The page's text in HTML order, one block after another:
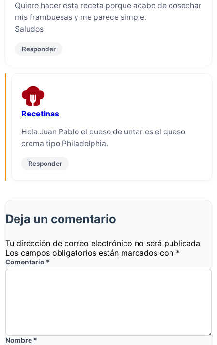
Quiero hacer esta receta porque acabo de cosechar
mis frambuesas y me parece simple.
Saludos
Responder
Recetinas
Hola Juan Pablo el queso de untar es el queso
crema tipo Philadelphia.
Responder
Deja un comentario
Tu dirección de correo electrónico no será publicada.
Los campos obligatorios están marcados con *
Comentario *
Nombre *